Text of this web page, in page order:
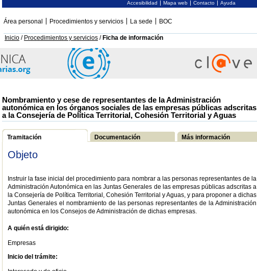
Accesibilidad Mapa web Contacto Ayuda
Área personal Procedimientos y servicios La sede BOC
Inicio / Procedimientos y servicios / Ficha de información
Nombramiento y cese de representantes de la Administración
autonómica en los órganos sociales de las empresas públicas adscritas
a la Consejería de Política Territorial, Cohesión Territorial y Aguas
Tramitación Documentación Más información
Objeto
Instruir la fase inicial del procedimiento para nombrar a las personas representantes de la
Administración Autonómica en las Juntas Generales de las empresas públicas adscritas a
la Consejería de Política Territorial, Cohesión Territorial y Aguas, y para proponer a dichas
Juntas Generales el nombramiento de las personas representantes de la Administración
autonómica en los Consejos de Administración de dichas empresas.
A quién está dirigido:
Empresas
Inicio del trámite: